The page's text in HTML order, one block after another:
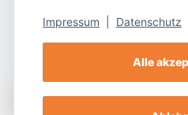
Alle
Impressum Datenschutz